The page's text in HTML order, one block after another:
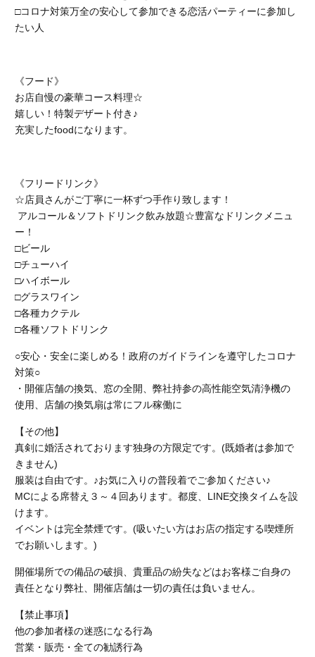
□コロナ対策万全の安心して参加できる恋活パーティーに参加し
たい人
《フード》
お店自慢の豪華コース料理☆
嬉しい！特製デザート付き♪
充実したfoodになります。
《フリードリンク》
☆店員さんがご丁寧に一杯ずつ手作り致します！
アルコール＆ソフトドリンク飲み放題☆豊富なドリンクメニュ
ー！
□ビール
□チューハイ
□ハイボール
□グラスワイン
□各種カクテル
□各種ソフトドリンク
○安心・安全に楽しめる！政府のガイドラインを遵守したコロナ
対策○
・開催店舗の換気、窓の全開、弊社持参の高性能空気清浄機の
使用、店舗の換気扇は常にフル稼働に
【その他】
真剣に婚活されております独身の方限定です。(既婚者は参加で
きません)
服装は自由です。♪お気に入りの普段着でご参加ください♪
MCによる席替え３～４回あります。都度、LINE交換タイムを設
けます。
イベントは完全禁煙です。(吸いたい方はお店の指定する喫煙所
でお願いします。)
開催場所での備品の破損、貴重品の紛失などはお客様ご自身の
責任となり弊社、開催店舗は一切の責任は負いません。
【禁止事項】
他の参加者様の迷惑になる行為
営業・販売・全ての勧誘行為